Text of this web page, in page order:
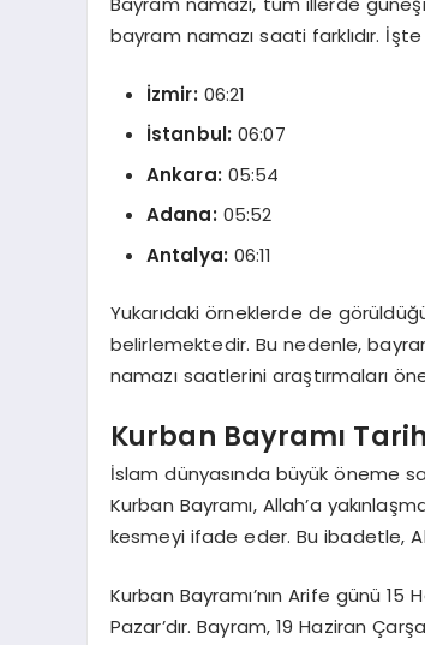
bayram namazı saati farklıdır.
İzmir: 06:21
İstanbul: 06:07
Ankara: 05:54
Adana: 05:52
Antalya: 06:11
Yukarıdaki örneklerde de
belirlemektedir. Bu nedenle,
namazı saatlerini araştırmaları
Kurban Bayramı
İslam dünyasında büyük öneme
Kurban Bayramı, Allah’a
kesmeyi ifade eder. Bu ibadetle,
Kurban Bayramı’nın Arife günü
Pazar’dır. Bayram, 19 Haziran